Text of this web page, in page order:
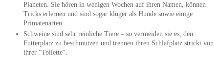
Planeten. Sie hören in wenigen Wochen auf ihren Namen, können
Tricks erlernen und sind sogar klüger als Hunde sowie einige
Primatenarten.
Schweine sind sehr reinliche Tiere – so vermeiden sie es, den
Futterplatz zu beschmutzen und trennen ihren Schlafplatz strickt von
ihrer “Toilette“.